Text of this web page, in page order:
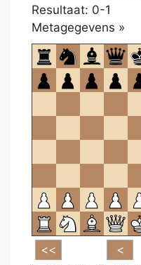
Resultaat: 0-1
Metagegevens »
om
te